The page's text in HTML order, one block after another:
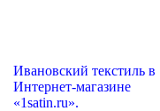
Ивановский текстиль в
Интернет-магазине
«1satin.ru».